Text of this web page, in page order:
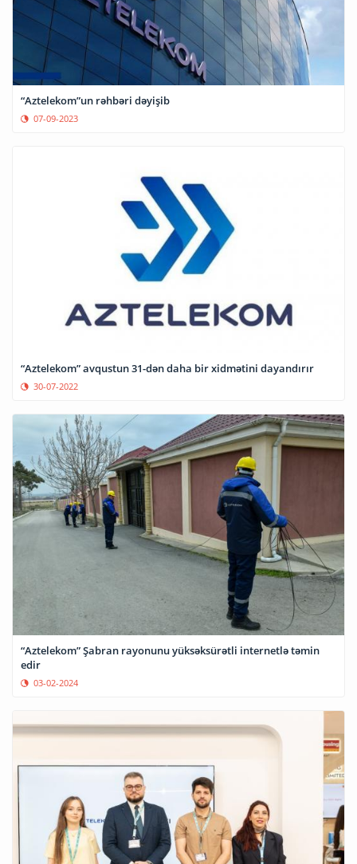
“Aztelekom”un rəhbəri dəyişib
07-09-2023
“Aztelekom” avqustun 31-dən daha bir xidmətini dayandırır
30-07-2022
“Aztelekom” Şabran rayonunu yüksəksürətli internetlə təmin
edir
03-02-2024